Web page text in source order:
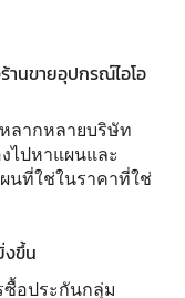
านขายอุปกรณ์ไอโอ
ลากหลายบริษัท
ไปหาแผนและ
นที่ใช่ในราคาที่ใช่
งขึ้น
ซื้อประกันกลุ่ม